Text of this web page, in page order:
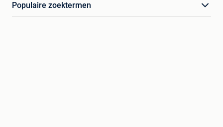
Populaire zoektermen